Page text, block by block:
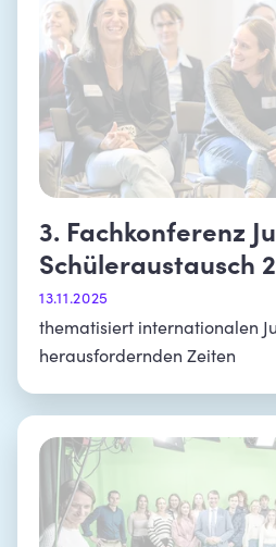
3. Fachkonferenz
Schüleraustausch
13.11.2025
thematisiert internationalen
herausfordernden Zeiten